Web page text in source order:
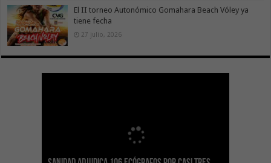
El II torneo Autonómico Gomahara Beach Vóley ya
tiene fecha
27 julio, 2026